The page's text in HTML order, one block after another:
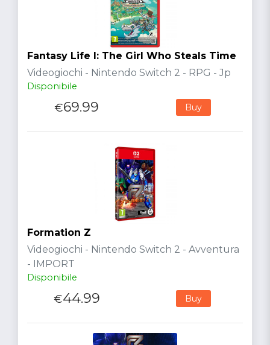
Fantasy Life I: The Girl Who Steals Time
Videogiochi - Nintendo Switch 2 - RPG - Jp
Disponibile
€69.99 Buy
Formation Z
Videogiochi - Nintendo Switch 2 - Avventura
- IMPORT
Disponibile
€44.99 Buy